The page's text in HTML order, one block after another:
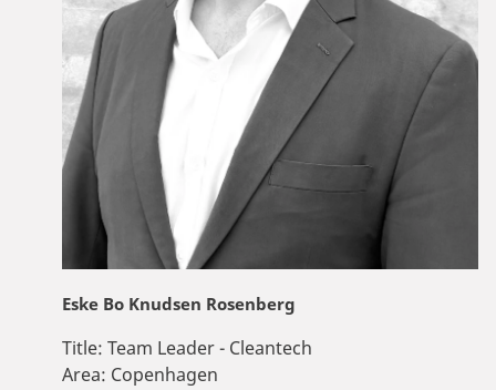
Eske Bo Knudsen Rosenberg
Title: Team Leader - Cleantech
Area: Copenhagen